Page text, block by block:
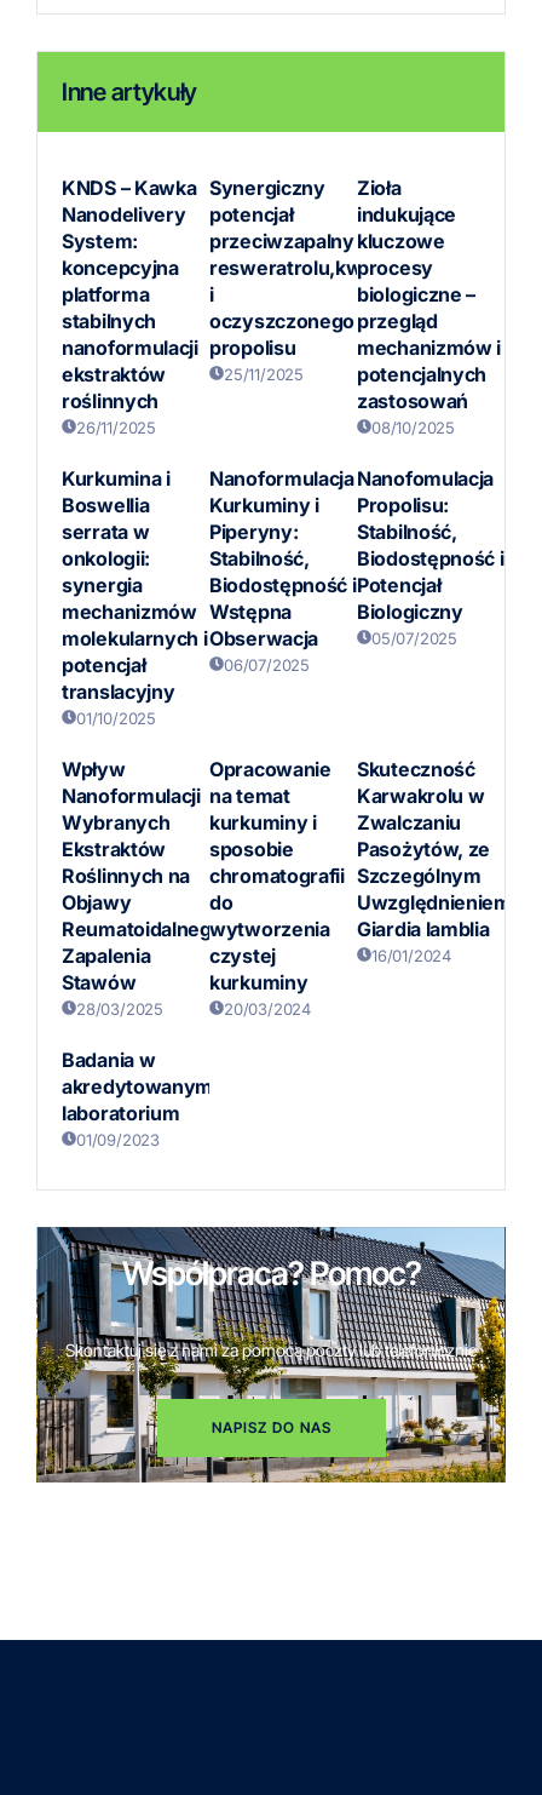
Inne artykuły
KNDS – Kawka
Nanodelivery
System:
koncepcyjna
platforma
stabilnych
nanoformulacji
ekstraktów
roślinnych
26/11/2025
Synergiczny
potencjał
przeciwzapalny
resweratrolu,kwercetyny
i
oczyszczonego
propolisu
25/11/2025
Zioła
indukujące
kluczowe
procesy
biologiczne –
przegląd
mechanizmów i
potencjalnych
zastosowań
08/10/2025
Kurkumina i
Boswellia
serrata w
onkologii:
synergia
mechanizmów
molekularnych i
potencjał
translacyjny
01/10/2025
Nanoformulacja
Kurkuminy i
Piperyny:
Stabilność,
Biodostępność i
Wstępna
Obserwacja
06/07/2025
Nanofomulacja
Propolisu:
Stabilność,
Biodostępność i
Potencjał
Biologiczny
05/07/2025
Wpływ
Nanoformulacji
Wybranych
Ekstraktów
Roślinnych na
Objawy
Reumatoidalnego
Zapalenia
Stawów
28/03/2025
Opracowanie
na temat
kurkuminy i
sposobie
chromatografii
do
wytworzenia
czystej
kurkuminy
20/03/2024
Skuteczność
Karwakrolu w
Zwalczaniu
Pasożytów, ze
Szczególnym
Uwzględnieniem
Giardia lamblia
16/01/2024
Badania w
akredytowanym
laboratorium
01/09/2023
Współpraca? Pomoc?
Skontaktuj się z nami za pomocą poczty lub telefonicznie
NAPISZ DO NAS